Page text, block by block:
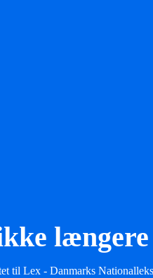
længere
til Lex - Danmarks